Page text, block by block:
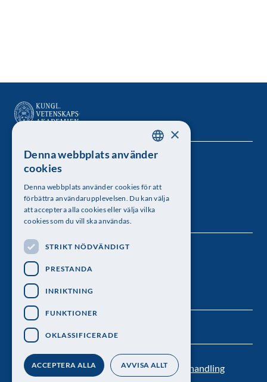
Kungl. Vetenskapsakademien
Besöksadress: Lilla Frescativägen 4A
Telefon: 08-673 95 00
Kontakt Nyhetsbrev
Personuppgiftsbehandling
Följ oss
SWEDISH
×
Denna webbplats använder
cookies
Denna webbplats använder cookies för att
förbättra användarupplevelsen. Du kan välja
att acceptera alla cookies eller välja vilka
cookies som du vill ska användas.
STRIKT NÖDVÄNDIGT
PRESTANDA
INRIKTNING
FUNKTIONER
OKLASSIFICERADE
ACCEPTERA ALLA AVVISA ALLT